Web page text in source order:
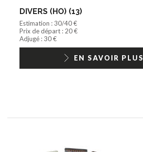
DIVERS (HO) (13)
Estimation : 30/40 €
Prix de départ : 20 €
Adjugé : 30 €
EN SAVOIR PLUS